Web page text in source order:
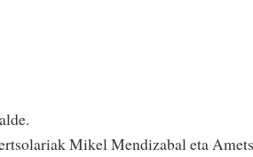
Mikel Mendizabal eta Amets